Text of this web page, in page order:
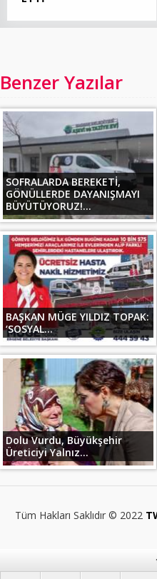
Benzer Yazılar
SOFRALARDA BEREKETİ,
GÖNÜLLERDE DAYANIŞMAYI
BÜYÜTÜYORUZ!...
BAŞKAN MÜGE YILDIZ TOPAK:
‘SOSYAL...
Dolu Vurdu, Büyükşehir
Üreticiyi Yalnız...
Tüm Hakları Saklıdır © 2022